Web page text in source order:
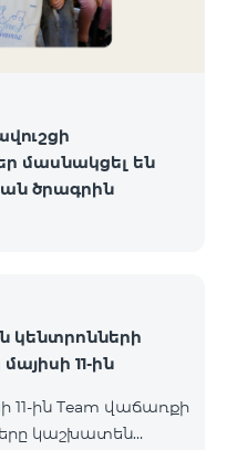
մասնակցել են
ծրագրին
11-ին
11-ին Team վաճառքի
կաշխատեն